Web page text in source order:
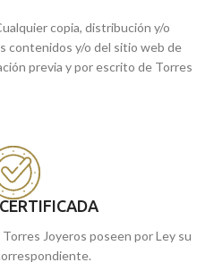
copia, distribución y/o
contenidos y/o del sitio web de
previa y por escrito de Torres
Joyeros poseen por Ley su